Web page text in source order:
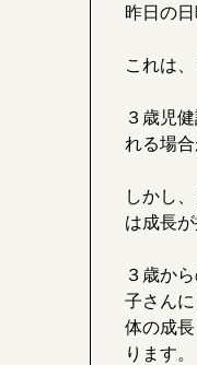
昨日の
これは
３歳児
れる場
しかし
は成長
３歳か
子さん
体の成
ります。